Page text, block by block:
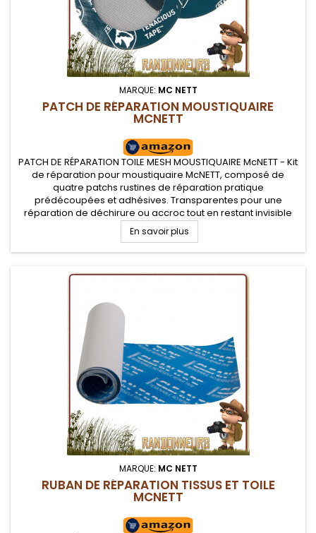
MARQUE: MC NETT
PATCH DE RÉPARATION MOUSTIQUAIRE
MCNETT
PATCH DE RÉPARATION TOILE MESH MOUSTIQUAIRE McNETT - Kit
de réparation pour moustiquaire McNETT, composé de
quatre patchs rustines de réparation pratique
prédécoupées et adhésives. Transparentes pour une
réparation de déchirure ou accroc tout en restant invisible
sur votre toile mesh moustiquaire de tente
En savoir plus
MARQUE: MC NETT
RUBAN DE RÉPARATION TISSUS ET TOILE
MCNETT